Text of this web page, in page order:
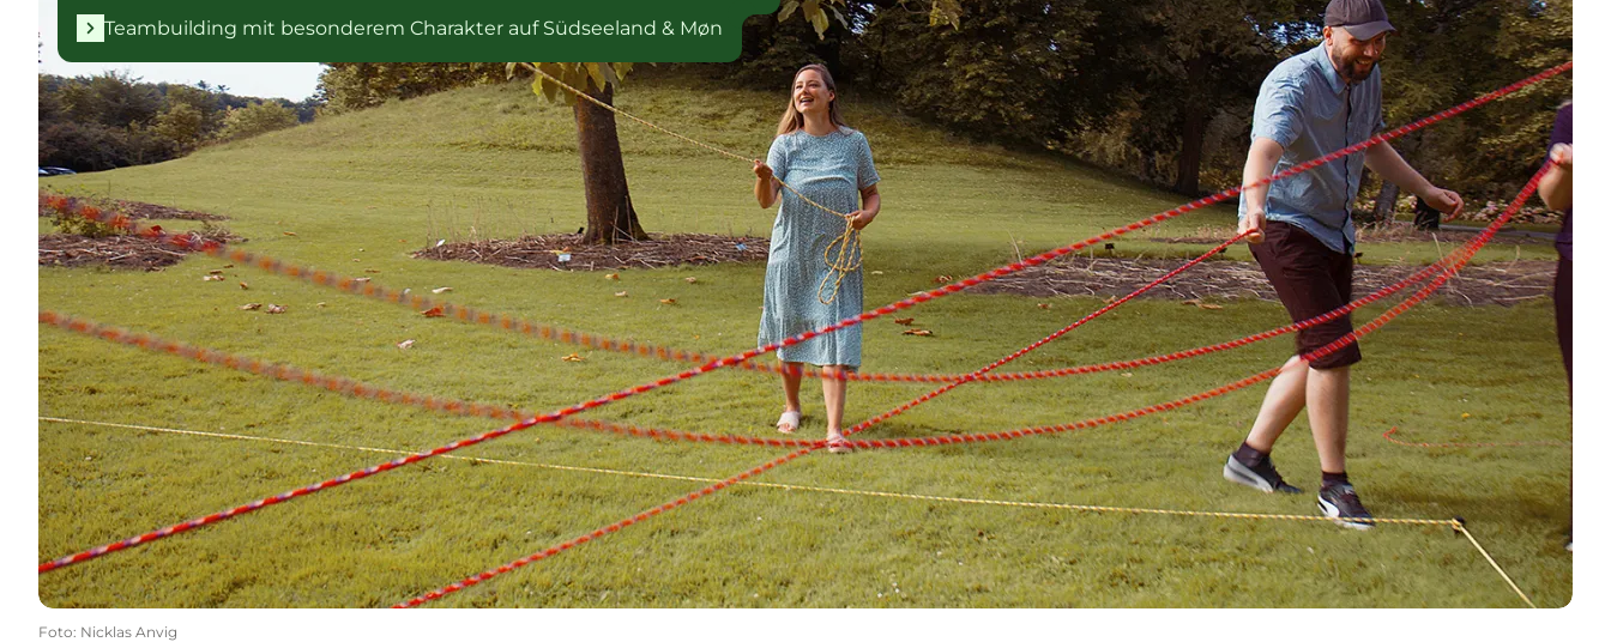
Teambuilding mit besonderem Charakter auf Südseeland & Møn
Foto: Nicklas Anvig